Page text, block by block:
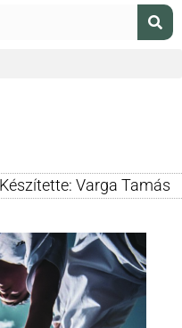
Készítette: Varga Tamás